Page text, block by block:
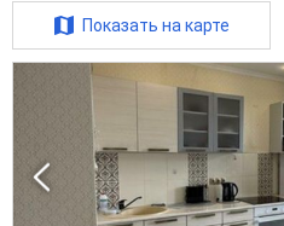
Показать на карте